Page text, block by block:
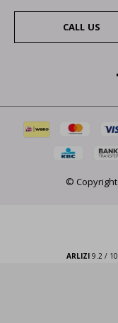
CALL US
© Copyright
ARLIZI9.2 / 10